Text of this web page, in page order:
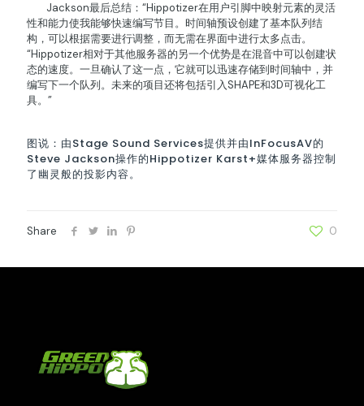
Jackson最后总结：“Hippotizer在用户引脚中映射元素的灵活
性和能力使我能够快速编写节目。时间轴预设创建了基本队列结
构，可以根据需要进行调整，而无需在界面中进行太多点击。
“Hippotizer相对于其他服务器的另一个优势是在混音中可以创建状
态的速度。一旦确认了这一点，它就可以迅速存储到时间轴中，并
编写下一个队列。未来的项目还将包括引入SHAPE和3D可视化工
具。”
图说：由Stage Sound Services提供并由InFocusAV的
Steve Jackson操作的Hippotizer Karst+媒体服务器控制
了幽灵般的投影内容。
Share 0